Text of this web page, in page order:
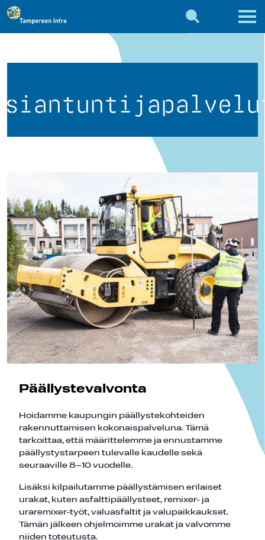
Päällystevalvonta
Hoidamme kaupungin päällystekohteiden
rakennuttamisen kokonaispalveluna. Tämä
tarkoittaa, että määrittelemme ja ennustamme
päällystystarpeen tulevalle kaudelle sekä
seuraaville 8–10 vuodelle.
Lisäksi kilpailutamme päällystämisen erilaiset
urakat, kuten asfalttipäällysteet, remixer- ja
uraremixer-työt, valuasfaltit ja valupaikkaukset.
Tämän jälkeen ohjelmoimme urakat ja valvomme
niiden toteutusta.